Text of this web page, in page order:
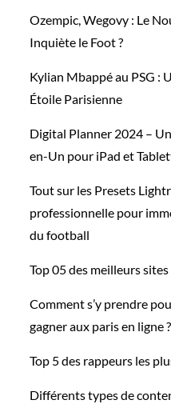
Ozempic, Wegovy : Le
Inquiète le Foot ?
Kylian Mbappé au PSG :
Étoile Parisienne
Digital Planner 2024 –
en-Un pour iPad et
Tout sur les Presets
professionnelle pour
du football
Top 05 des meilleurs
Comment s’y prendre
gagner aux paris en ligne ?
Top 5 des rappeurs les
Différents types de